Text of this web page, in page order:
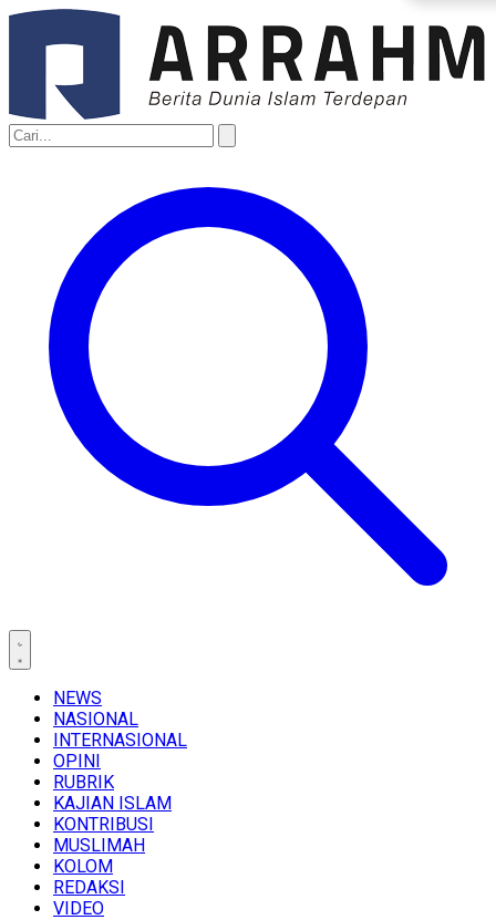
NEWS
NASIONAL
INTERNASIONAL
OPINI
RUBRIK
KAJIAN ISLAM
KONTRIBUSI
MUSLIMAH
KOLOM
REDAKSI
VIDEO